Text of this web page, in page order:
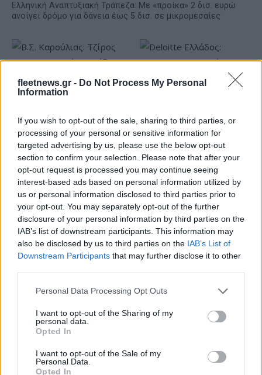
fleetnews.gr - Do Not Process My Personal
Information
If you wish to opt-out of the sale, sharing to third parties, or
processing of your personal or sensitive information for
targeted advertising by us, please use the below opt-out
section to confirm your selection. Please note that after your
opt-out request is processed you may continue seeing
interest-based ads based on personal information utilized by
us or personal information disclosed to third parties prior to
your opt-out. You may separately opt-out of the further
disclosure of your personal information by third parties on the
IAB’s list of downstream participants. This information may
also be disclosed by us to third parties on the IAB’s List of
Downstream Participants that may further disclose it to other
Please note that this website/app uses one or more Google
not limited to your visit or usage behaviour. You may click to
grant or deny consent to Google and its third-party tags to
use your data for below specified purposes in below Google
consent section.
Personal Data Processing Opt Outs
I want to opt-out of the Sharing of my
personal data.
Opted In
I want to opt-out of the Sale of my
Personal Data.
Opted In
Ελληνική Αναπτυξιακή Τράπεζα: Με «προίκα» 2 δισ. ευρώ
ανοίγει δρόμο για δάνεια έως 5 δισ. σε μικρομεσαίες
Β.Σ. Καρούλιας: Τζίρος 98,7
εκατ. ευρώ και αύξηση
κερδών 57% - Τα νέα
στοιχήματα σε low & non
alcohol
Deloitte Ελλάδος:
Χρηματοοικονομικός
σύμβουλος της ΔΕΗ για την
είσοδο στην πολωνική
αγορά ενέργειας
Η Chery επενδύει 75 εκατ. δολάρια στην KG Mobility
Το FIAT 500 Hybrid τώρα
από 18.990 ευρώ
Ατρόμητος και Novibet
συνεχίζουν μαζί: Ανανέωση